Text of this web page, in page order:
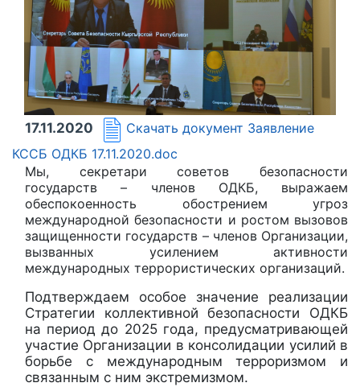
17.11.2020 Скачать документ Заявление
КССБ ОДКБ 17.11.2020.doc
Мы, секретари советов безопасности
государств – членов ОДКБ, выражаем
обеспокоенность обострением угроз
международной безопасности и ростом вызовов
защищенности государств – членов Организации,
вызванных усилением активности
международных террористических организаций.
Подтверждаем особое значение реализации
Стратегии коллективной безопасности ОДКБ
на период до 2025 года, предусматривающей
участие Организации в консолидации усилий в
борьбе с международным терроризмом и
связанным с ним экстремизмом.